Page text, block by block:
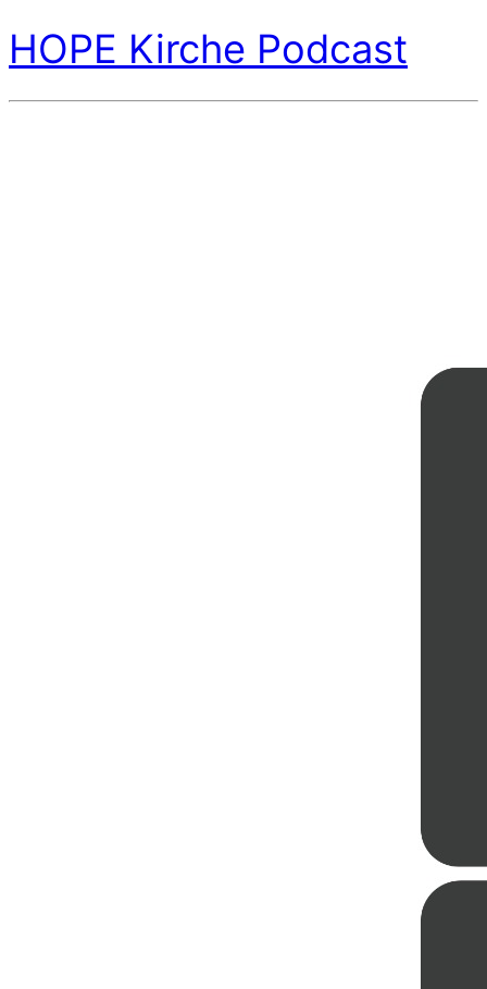
HOPE Kirche Podcast